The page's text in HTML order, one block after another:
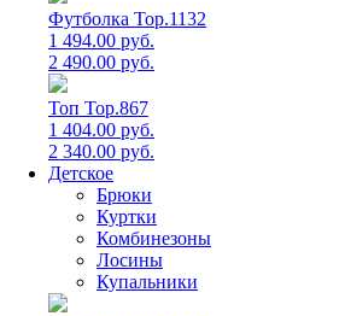
Футболка Top.1132
1 494.00 руб.
2 490.00 руб.
Топ Top.867
1 404.00 руб.
2 340.00 руб.
Детское
Брюки
Куртки
Комбинезоны
Лосины
Купальники